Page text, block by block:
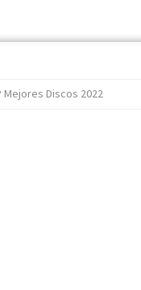
Discos 2022 'The